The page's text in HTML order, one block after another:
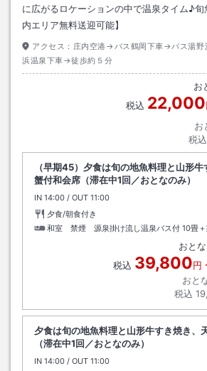
に広がるロケーションの中で温泉タイム♪
内エリア無料送迎可能】
アクセス： 庄内空港→バス鶴岡下車→バス湯野
浜温泉下車→徒歩約５分
お
税込 22,000
お
税込
（早期45）夕食は旬の地魚料理と山形
蟹付和会席（滞在中1回／おとなのみ）
IN チェックイン
14:00 / OUT チェックアウト
11:00
夕食/朝食付き
和室 禁煙 源泉掛け流し温泉バス付 10畳
おとな
税込 39,800円
おと
税込
夕食は旬の地魚料理と山形牛すき焼き、
（滞在中1回／おとなのみ）
IN チェックイン
14:00 / OUT チェックアウト
11:00